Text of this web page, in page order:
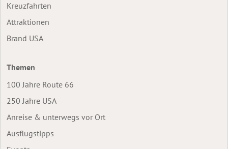
Kreuzfahrten
Attraktionen
Brand USA
Themen
100 Jahre Route 66
250 Jahre USA
Anreise & unterwegs vor Ort
Ausflugstipps